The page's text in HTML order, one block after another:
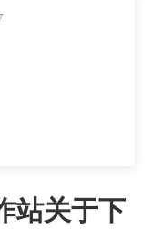
站关于下